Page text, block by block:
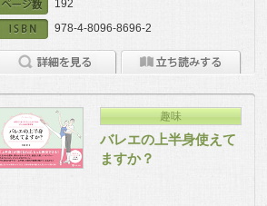
192
978-4-8096-8696-2
趣味
バレエの上半身使えて
ますか？